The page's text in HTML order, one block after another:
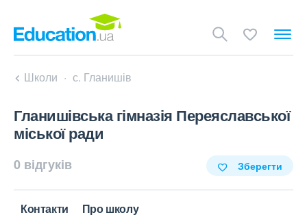
Школи с. Гланишів
Гланишівська гімназія Переяславської
міської ради
0 відгуків Зберегти
Контакти Про школу